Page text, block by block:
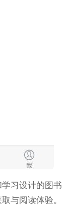
习设计的图书
与阅读体验。